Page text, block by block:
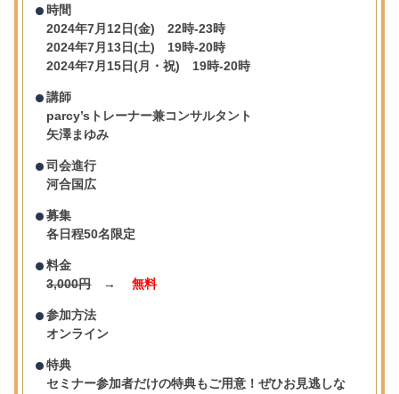
時間
2024年7月12日(金) 22時-23時
2024年7月13日(土) 19時-20時
2024年7月15日(月・祝) 19時-20時
講師
parcy’sトレーナー兼コンサルタント
矢澤まゆみ
司会進行
河合国広
募集
各日程50名限定
料金
3,000円→無料
参加方法
オンライン
特典
セミナー参加者だけの特典もご用意！ぜひお見逃しな